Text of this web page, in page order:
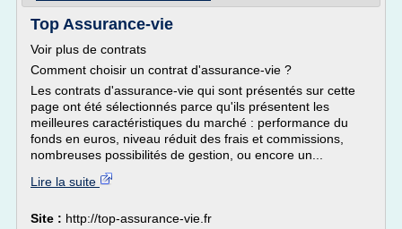
Top Assurance-vie
Voir plus de contrats
Comment choisir un contrat d'assurance-vie ?
Les contrats d'assurance-vie qui sont présentés sur cette
page ont été sélectionnés parce qu'ils présentent les
meilleures caractéristiques du marché : performance du
fonds en euros, niveau réduit des frais et commissions,
nombreuses possibilités de gestion, ou encore un...
Lire la suite
Site : http://top-assurance-vie.fr